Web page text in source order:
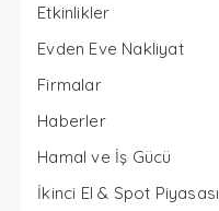
Etkinlikler
Evden Eve Nakliyat
Firmalar
Haberler
Hamal ve İş Gücü
İkinci El & Spot Piyasası